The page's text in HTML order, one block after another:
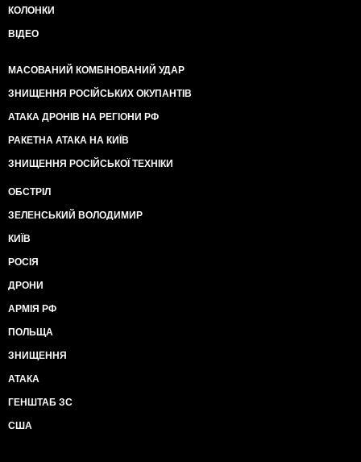
КОЛОНКИ
ВІДЕО
МАСОВАНИЙ КОМБІНОВАНИЙ УДАР
ЗНИЩЕННЯ РОСІЙСЬКИХ ОКУПАНТІВ
АТАКА ДРОНІВ НА РЕГІОНИ РФ
РАКЕТНА АТАКА НА КИЇВ
ЗНИЩЕННЯ РОСІЙСЬКОЇ ТЕХНІКИ
ОБСТРІЛ
ЗЕЛЕНСЬКИЙ ВОЛОДИМИР
КИЇВ
РОСІЯ
ДРОНИ
АРМІЯ РФ
ПОЛЬЩА
ЗНИЩЕННЯ
АТАКА
ГЕНШТАБ ЗС
США